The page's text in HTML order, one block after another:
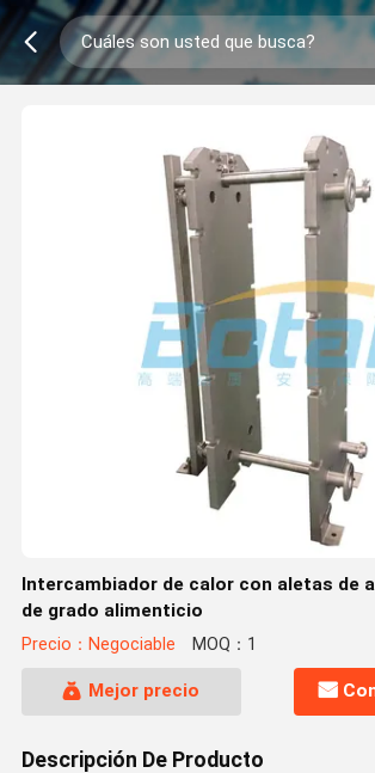
Intercambiador de calor con aletas de
de grado alimenticio
Precio：Negociable MOQ：1
Mejor precio
Descripción De Producto